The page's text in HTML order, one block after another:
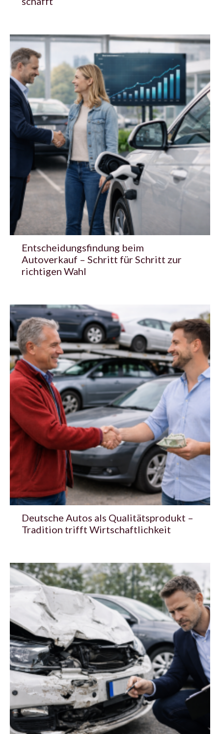
Entscheidungsfindung beim
Autoverkauf – Schritt für Schritt zur
richtigen Wahl
Deutsche Autos als Qualitätsprodukt –
Tradition trifft Wirtschaftlichkeit